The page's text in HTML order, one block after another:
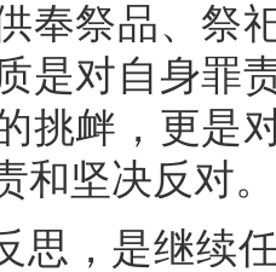
奉祭品、祭
是对自身罪
挑衅，更是
和坚决反对。
思，是继续